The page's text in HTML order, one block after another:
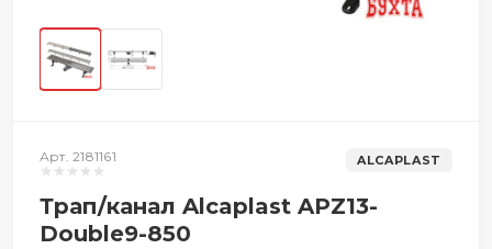
Арт. 2181161 ALCAPLAST
Трап/канал Alcaplast APZ13-
Double9-850